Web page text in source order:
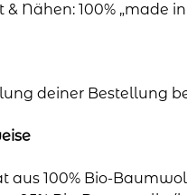
Nähen: 100% „made
deiner Bestellung
aus 100% Bio-